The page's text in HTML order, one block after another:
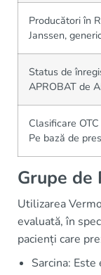
Producători în
Janssen,
Status de
APROBAT de
Clasificare
Pe bază de
Grupe de
Utilizarea
evaluată, în
pacienți care
Sarcina: